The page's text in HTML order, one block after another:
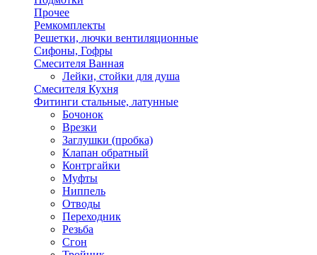
Прочее
Ремкомплекты
Решетки, лючки вентиляционные
Сифоны, Гофры
Смесителя Ванная
Лейки, стойки для душа
Смесителя Кухня
Фитинги стальные, латунные
Бочонок
Врезки
Заглушки (пробка)
Клапан обратный
Контргайки
Муфты
Ниппель
Отводы
Переходник
Резьба
Сгон